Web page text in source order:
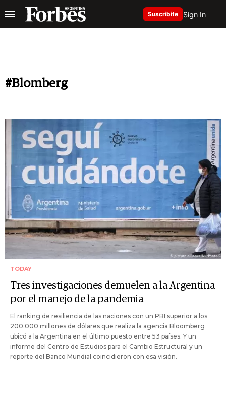
Suscribite Sign In
#Blomberg
TODAY
Tres investigaciones demuelen a la Argentina
por el manejo de la pandemia
El ranking de resiliencia de las naciones con un PBI superior a los
200.000 millones de dólares que realiza la agencia Bloomberg
ubicó a la Argentina en el último puesto entre 53 países. Y un
informe del Centro de Estudios para el Cambio Estructural y un
reporte del Banco Mundial coincidieron con esa visión.